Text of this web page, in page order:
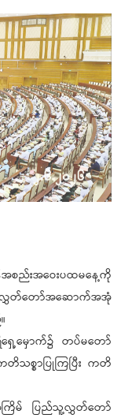
းအဝေးပထမနေ့ကို
တ်တော်အဆောက်အအုံ
ရှေ့မှောက်၌ တပ်မတော်
စ္စာပြုကြပြီး ကတိ
ြိမ် ပြည်သူ့လွှတ်တော်